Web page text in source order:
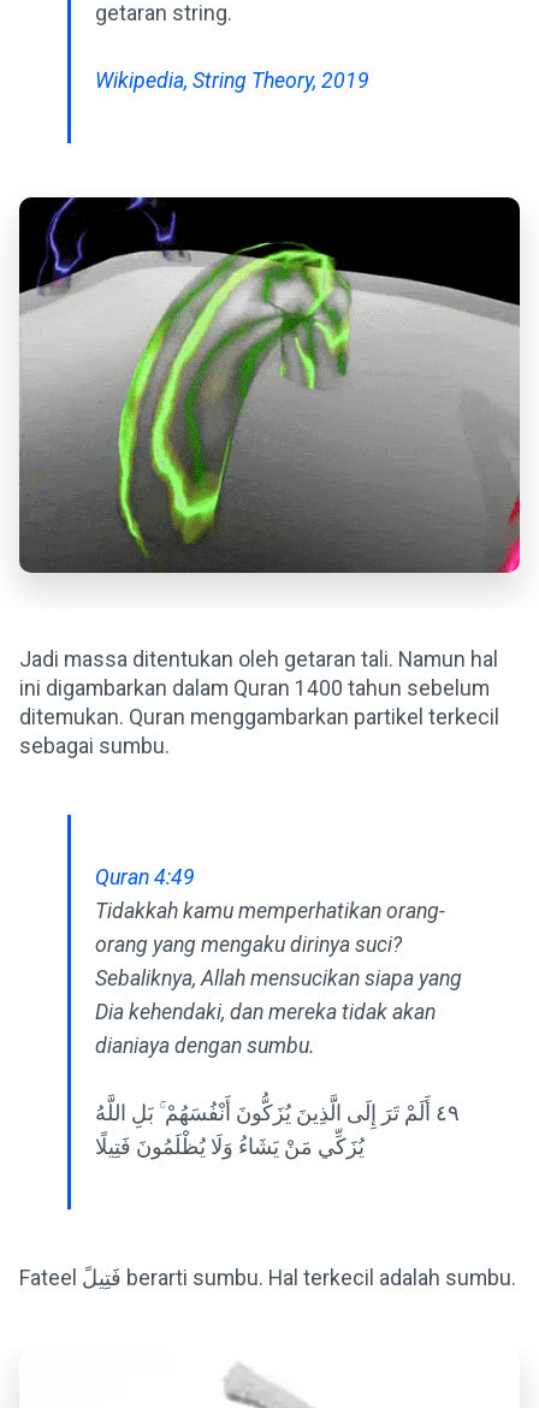
getaran string.
Wikipedia, String Theory, 2019
Jadi massa ditentukan oleh getaran tali. Namun hal
ini digambarkan dalam Quran 1400 tahun sebelum
ditemukan. Quran menggambarkan partikel terkecil
sebagai sumbu.
Quran 4:49
Tidakkah kamu memperhatikan orang-
orang yang mengaku dirinya suci?
Sebaliknya, Allah mensucikan siapa yang
Dia kehendaki, dan mereka tidak akan
dianiaya dengan sumbu.
٤٩ أَلَمْ تَرَ إِلَى الَّذِينَ يُزَكُّونَ أَنْفُسَهُمْ ۚ بَلِ اللَّهُ
يُزَكِّي مَنْ يَشَاءُ وَلَا يُظْلَمُونَ فَتِيلًا
Fateel فَتِيلً berarti sumbu. Hal terkecil adalah sumbu.